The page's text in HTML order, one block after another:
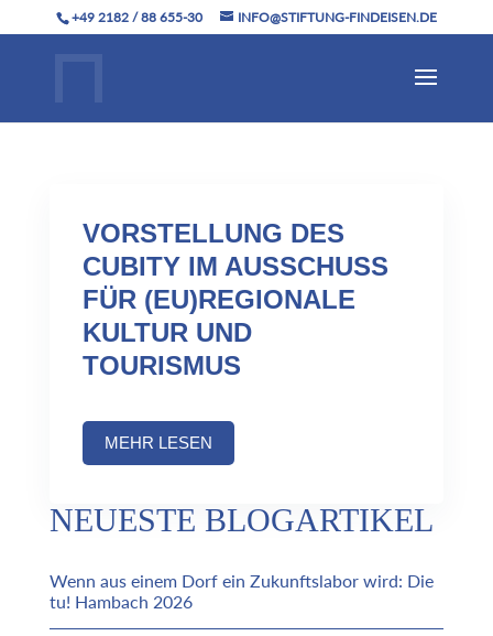
+49 2182 / 88 655-30 INFO@STIFTUNG-FINDEISEN.DE
VORSTELLUNG DES
CUBITY IM AUSSCHUSS
FÜR (EU)REGIONALE
KULTUR UND
TOURISMUS
MEHR LESEN
NEUESTE BLOGARTIKEL
Wenn aus einem Dorf ein Zukunftslabor wird: Die
tu! Hambach 2026